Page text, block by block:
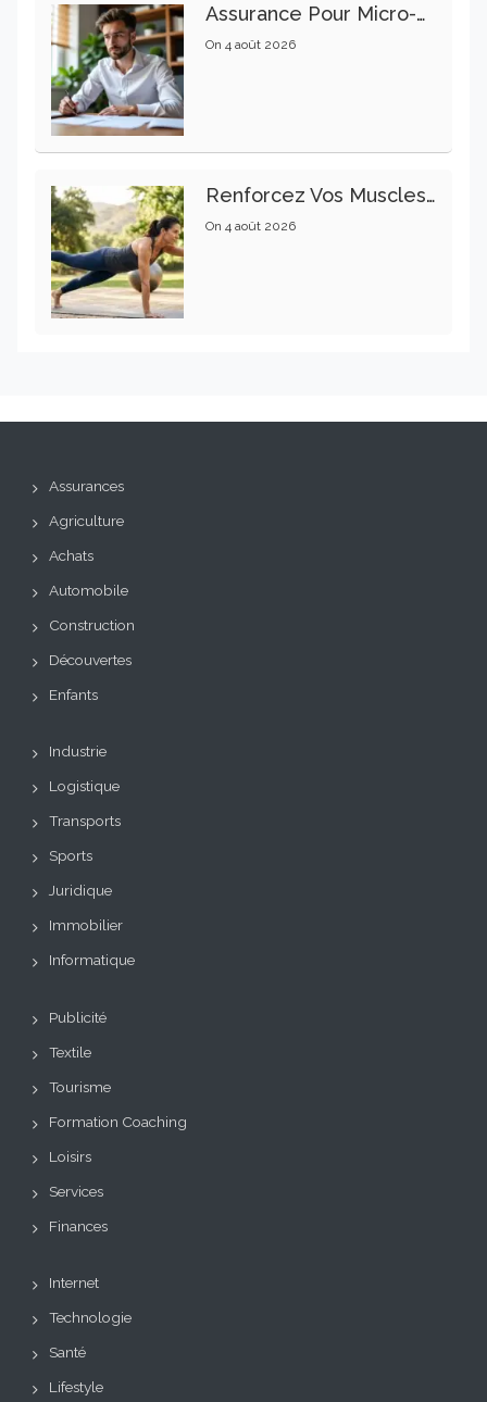
Assurance Pour Micro-Entrepreneur : Les Garanties Essentielles À Connaître
On 4 août 2026
Renforcez Vos Muscles Profonds Pour Apaiser Votre Mal De Dos
On 4 août 2026
Assurances
Agriculture
Achats
Automobile
Construction
Découvertes
Enfants
Industrie
Logistique
Transports
Sports
Juridique
Immobilier
Informatique
Publicité
Textile
Tourisme
Formation Coaching
Loisirs
Services
Finances
Internet
Technologie
Santé
Lifestyle